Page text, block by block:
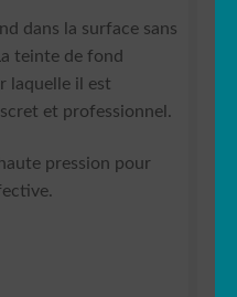
dans la surface sans
teinte de fond
laquelle il est
et professionnel.
pression pour